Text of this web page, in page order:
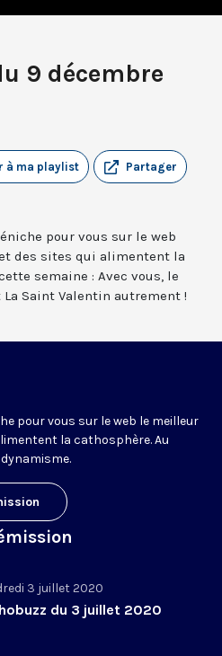
9 décembre
Partager
à ma playlist
pour vous sur le web
des sites qui alimentent la
semaine : Avec vous, le
Saint Valentin autrement !
pour vous sur le web le meilleur
la cathosphère. Au
3 juillet 2020
du 3 juillet 2020